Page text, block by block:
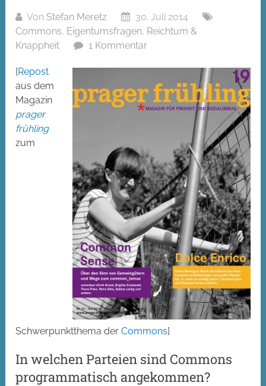
Von Stefan Meretz
30. Juli 2014
Commons, Eigentumsfragen, Reichtum &
Knappheit
1 Kommentar
[Repost
aus dem
Magazin
prager
frühling
zum
Schwerpunktthema derCommons]
In welchen Parteien sind Commons
programmatisch angekommen?